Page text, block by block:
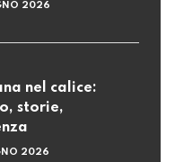
2026
nel calice:
storie,
2026